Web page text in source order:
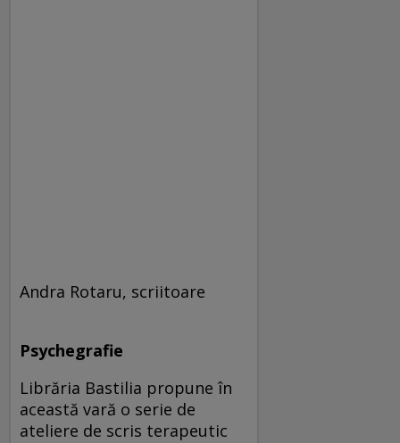
Andra Rotaru, scriitoare
Psychegrafie
Librăria Bastilia propune în
această vară o serie de
ateliere de scris terapeutic